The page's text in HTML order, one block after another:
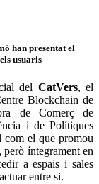
han presentat el
usuaris
del CatVers, el
Blockchain de
de Comerç de
i de Polítiques
el que promou
íntegrament en
a espais i sales
entre si.